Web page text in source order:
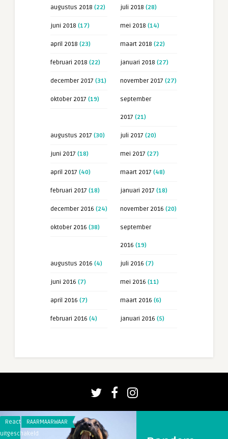
augustus 2018 (22) juli 2018 (28)
juni 2018 (17) mei 2018 (14)
april 2018 (23) maart 2018 (22)
februari 2018 (22) januari 2018 (27)
december 2017 (31) november 2017 (27)
oktober 2017 (19) september
2017 (21)
augustus 2017 (30) juli 2017 (20)
juni 2017 (18) mei 2017 (27)
april 2017 (40) maart 2017 (48)
februari 2017 (18) januari 2017 (18)
december 2016 (24) november 2016 (20)
oktober 2016 (38) september
2016 (19)
augustus 2016 (4) juli 2016 (7)
juni 2016 (7) mei 2016 (11)
april 2016 (7) maart 2016 (6)
februari 2016 (4) januari 2016 (5)
Reacties
uitgeschakeld
RAARMAARWAAR